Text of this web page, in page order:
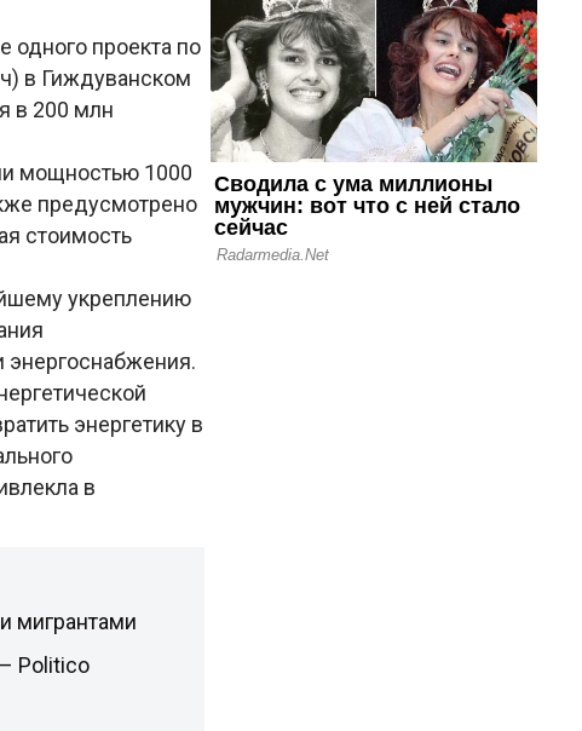
одного проекта по
в Гиждуванском
в 200 млн
мощностью 1000
предусмотрено
стоимость
укреплению
энергетику в
в
мигрантами
Politico